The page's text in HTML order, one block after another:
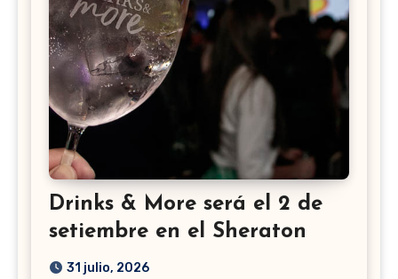
Drinks & More será el 2 de
setiembre en el Sheraton
31 julio, 2026